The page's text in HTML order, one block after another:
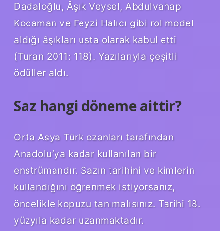
Dadaloğlu, Âşık Veysel, Abdulvahap
Kocaman ve Feyzi Halıcı gibi rol model
aldığı âşıkları usta olarak kabul etti
(Turan 2011: 118). Yazılarıyla çeşitli
ödüller aldı.
Saz hangi döneme aittir?
Orta Asya Türk ozanları tarafından
Anadolu’ya kadar kullanılan bir
enstrümandır. Sazın tarihini ve kimlerin
kullandığını öğrenmek istiyorsanız,
öncelikle kopuzu tanımalısınız. Tarihi 18.
yüzyıla kadar uzanmaktadır.